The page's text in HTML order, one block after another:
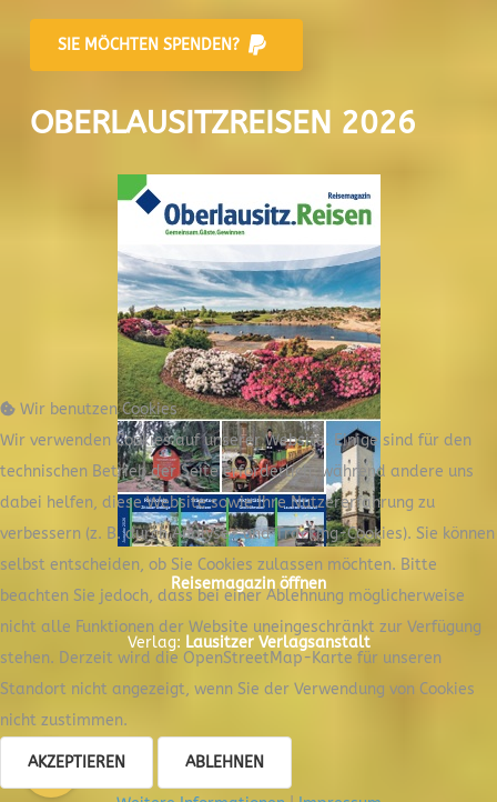
SIE MÖCHTEN SPENDEN?
OBERLAUSITZREISEN 2026
Reisemagazin öffnen
Verlag: Lausitzer Verlagsanstalt
Wir benutzen Cookies
Wir verwenden Cookies auf unserer Website. Einige sind für den
technischen Betrieb der Seite erforderlich, während andere uns
dabei helfen, diese Website sowie Ihre Nutzererfahrung zu
verbessern (z. B. durch Analyse- und Tracking-Cookies). Sie können
selbst entscheiden, ob Sie Cookies zulassen möchten. Bitte
beachten Sie jedoch, dass bei einer Ablehnung möglicherweise
nicht alle Funktionen der Website uneingeschränkt zur Verfügung
stehen. Derzeit wird die OpenStreetMap-Karte für unseren
Standort nicht angezeigt, wenn Sie der Verwendung von Cookies
nicht zustimmen.
AKZEPTIEREN ABLEHNEN